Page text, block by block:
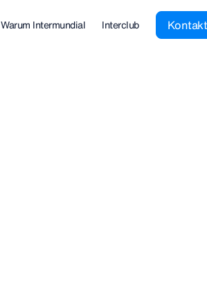
Warum Intermundial Interclub Kontakt